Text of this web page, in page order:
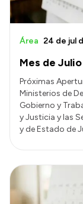
Mes de
Área 24 de jul
Próximas
Ministerios de
Gobierno y
y Justicia y las
y de Estado de